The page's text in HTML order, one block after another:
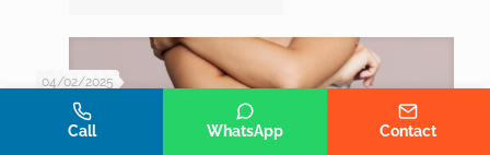
04/02/2025
Whatsapp
Call WhatsApp Contact